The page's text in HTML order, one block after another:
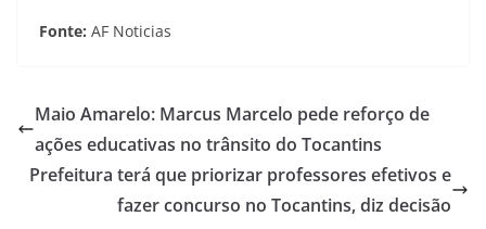
Fonte: AF Noticias
Maio Amarelo: Marcus Marcelo pede reforço de
ações educativas no trânsito do Tocantins
Prefeitura terá que priorizar professores efetivos e
fazer concurso no Tocantins, diz decisão